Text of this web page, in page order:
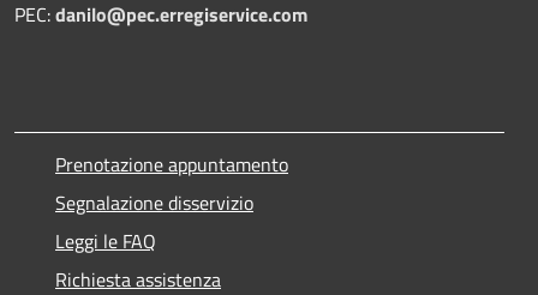
PEC:danilo@pec.erregiservice.com
Prenotazione appuntamento
Segnalazione disservizio
Leggi le FAQ
Richiesta assistenza